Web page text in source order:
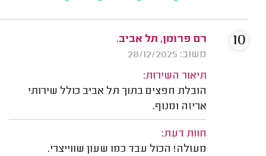
רם פרומן, תל אביב.
משוב: 28/12/2025
תיאור השירות:
הובלת חפצים בתוך תל אביב כולל שירותי
אריזה ומנוף.
חוות דעת:
מעולה! הכול עבד כמו שעון שווייצרי.
10